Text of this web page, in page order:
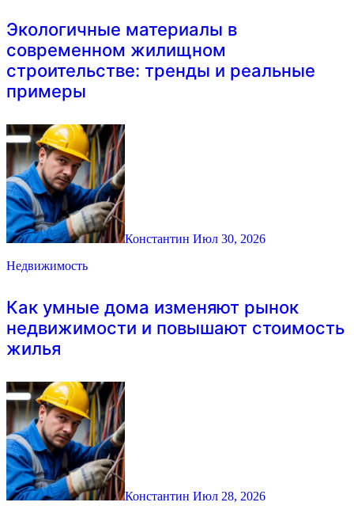
Экологичные материалы в
современном жилищном
строительстве: тренды и реальные
примеры
Константин Июл 30, 2026
Недвижимость
Как умные дома изменяют рынок
недвижимости и повышают стоимость
жилья
Константин Июл 28, 2026